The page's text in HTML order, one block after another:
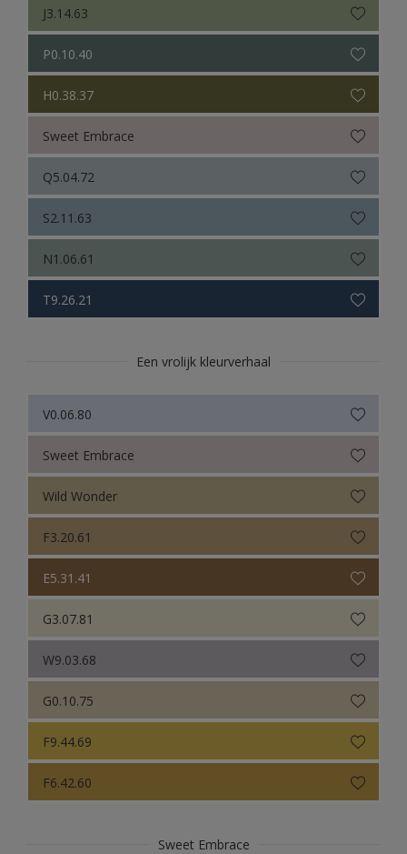
J3.14.63
P0.10.40
H0.38.37
Sweet Embrace
Q5.04.72
S2.11.63
N1.06.61
T9.26.21
Een vrolijk kleurverhaal
V0.06.80
Sweet Embrace
Wild Wonder
F3.20.61
E5.31.41
G3.07.81
W9.03.68
G0.10.75
F9.44.69
F6.42.60
Sweet Embrace